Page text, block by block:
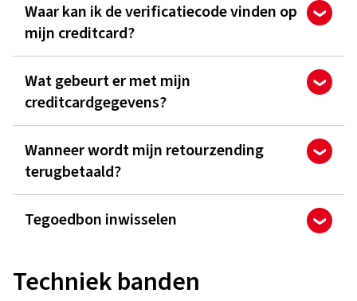
Waar kan ik de verificatiecode vinden op
mijn creditcard?
Wat gebeurt er met mijn
creditcardgegevens?
Wanneer wordt mijn retourzending
terugbetaald?
Tegoedbon inwisselen
Techniek banden